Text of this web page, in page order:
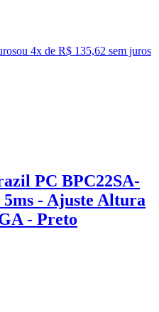
ou 4x de R$ 135,62 sem juros
PC BPC22SA-
- Ajuste Altura
- Preto